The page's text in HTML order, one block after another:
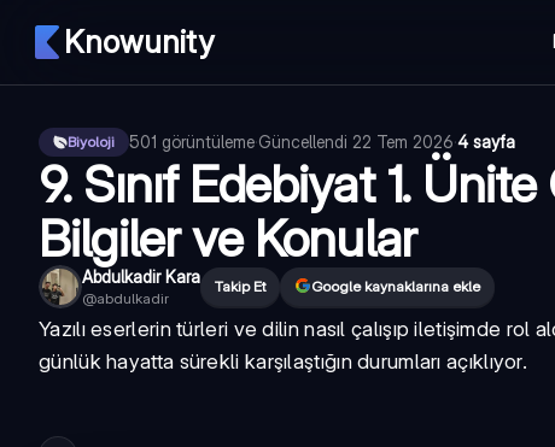
Knowunity
Biyoloji 501 görüntüleme·Güncellendi 22 Tem 2026·4 sayfa
9. Sınıf Edebiyat 1.
Bilgiler ve Konular
Abdulkadir Kara
@abdulkadir
Takip Et Google kaynaklarına ekle
Yazılı eserlerin türleri ve dilin nasıl çalışıp iletişimde rol
günlük hayatta sürekli karşılaştığın durumları açıklıyor.